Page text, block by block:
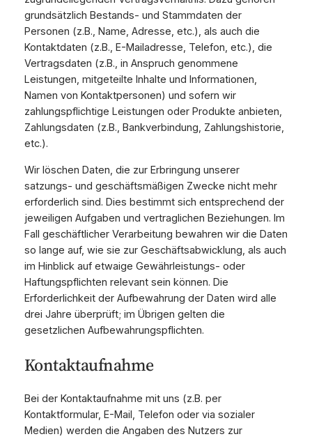
grundsätzlich Bestands- und Stammdaten der
Personen (z.B., Name, Adresse, etc.), als auch die
Kontaktdaten (z.B., E-Mailadresse, Telefon, etc.), die
Vertragsdaten (z.B., in Anspruch genommene
Leistungen, mitgeteilte Inhalte und Informationen,
Namen von Kontaktpersonen) und sofern wir
zahlungspflichtige Leistungen oder Produkte anbieten,
Zahlungsdaten (z.B., Bankverbindung, Zahlungshistorie,
etc.).
Wir löschen Daten, die zur Erbringung unserer
satzungs- und geschäftsmäßigen Zwecke nicht mehr
erforderlich sind. Dies bestimmt sich entsprechend der
jeweiligen Aufgaben und vertraglichen Beziehungen. Im
Fall geschäftlicher Verarbeitung bewahren wir die Daten
so lange auf, wie sie zur Geschäftsabwicklung, als auch
im Hinblick auf etwaige Gewährleistungs- oder
Haftungspflichten relevant sein können. Die
Erforderlichkeit der Aufbewahrung der Daten wird alle
drei Jahre überprüft; im Übrigen gelten die
gesetzlichen Aufbewahrungspflichten.
Kontaktaufnahme
Bei der Kontaktaufnahme mit uns (z.B. per
Kontaktformular, E-Mail, Telefon oder via sozialer
Medien) werden die Angaben des Nutzers zur